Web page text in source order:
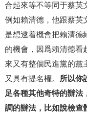
合起來等不等同于蔡英
例如賴清德，他跟蔡英
是想逮着機會把賴清德
的機會，因爲賴清德看
來又有整個民進黨的黨
又具有提名權。
所以你
足各種其他奇特的辦法
調的辦法，比如說檢查